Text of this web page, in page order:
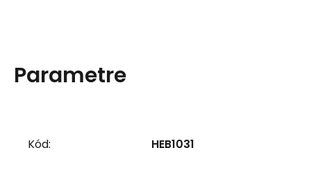
Parametre
Kód: HEB1031